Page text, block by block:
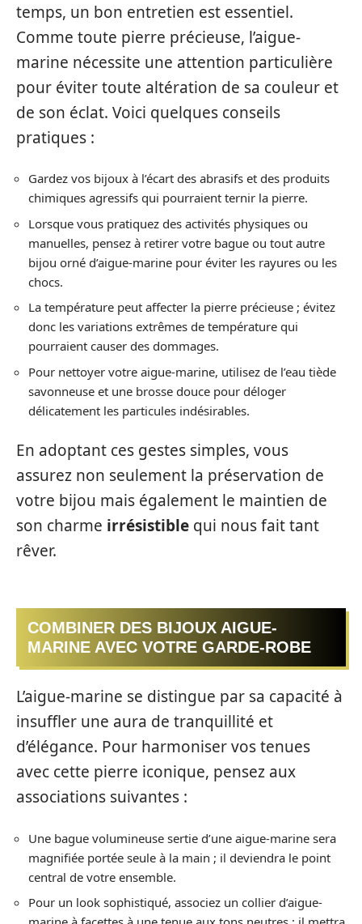
temps, un bon entretien est essentiel.
Comme toute pierre précieuse, l’aigue-
marine nécessite une attention particulière
pour éviter toute altération de sa couleur et
de son éclat. Voici quelques conseils
pratiques :
Gardez vos bijoux à l’écart des abrasifs et des produits
chimiques agressifs qui pourraient ternir la pierre.
Lorsque vous pratiquez des activités physiques ou
manuelles, pensez à retirer votre bague ou tout autre
bijou orné d’aigue-marine pour éviter les rayures ou les
chocs.
La température peut affecter la pierre précieuse ; évitez
donc les variations extrêmes de température qui
pourraient causer des dommages.
Pour nettoyer votre aigue-marine, utilisez de l’eau tiède
savonneuse et une brosse douce pour déloger
délicatement les particules indésirables.
En adoptant ces gestes simples, vous
assurez non seulement la préservation de
votre bijou mais également le maintien de
son charme irrésistible qui nous fait tant
rêver.
COMBINER DES BIJOUX AIGUE-
MARINE AVEC VOTRE GARDE-ROBE
L’aigue-marine se distingue par sa capacité à
insuffler une aura de tranquillité et
d’élégance. Pour harmoniser vos tenues
avec cette pierre iconique, pensez aux
associations suivantes :
Une bague volumineuse sertie d’une aigue-marine sera
magnifiée portée seule à la main ; il deviendra le point
central de votre ensemble.
Pour un look sophistiqué, associez un collier d’aigue-